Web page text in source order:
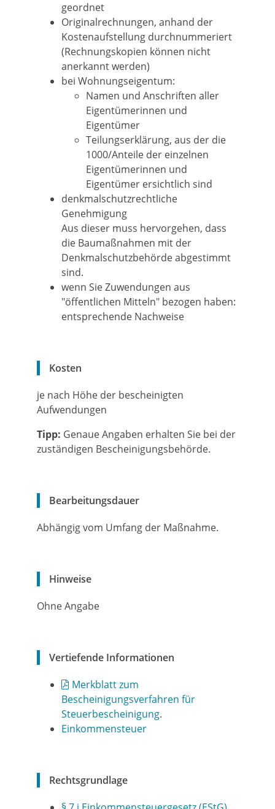
geordnet
Originalrechnungen, anhand der
Kostenaufstellung durchnummeriert
(Rechnungskopien können nicht
anerkannt werden)
bei Wohnungseigentum:
Namen und Anschriften aller
Eigentümerinnen und
Eigentümer
Teilungserklärung, aus der die
1000/Anteile der einzelnen
Eigentümerinnen und
Eigentümer ersichtlich sind
denkmalschutzrechtliche
Genehmigung
Aus dieser muss hervorgehen, dass
die Baumaßnahmen mit der
Denkmalschutzbehörde abgestimmt
sind.
wenn Sie Zuwendungen aus
"öffentlichen Mitteln" bezogen haben:
entsprechende Nachweise
Kosten
je nach Höhe der bescheinigten
Aufwendungen
Tipp: Genaue Angaben erhalten Sie bei der
zuständigen Bescheinigungsbehörde.
Bearbeitungsdauer
Abhängig vom Umfang der Maßnahme.
Hinweise
Ohne Angabe
Vertiefende Informationen
Merkblatt zum
Bescheinigungsverfahren für
Steuerbescheinigung.
Einkommensteuer
Rechtsgrundlage